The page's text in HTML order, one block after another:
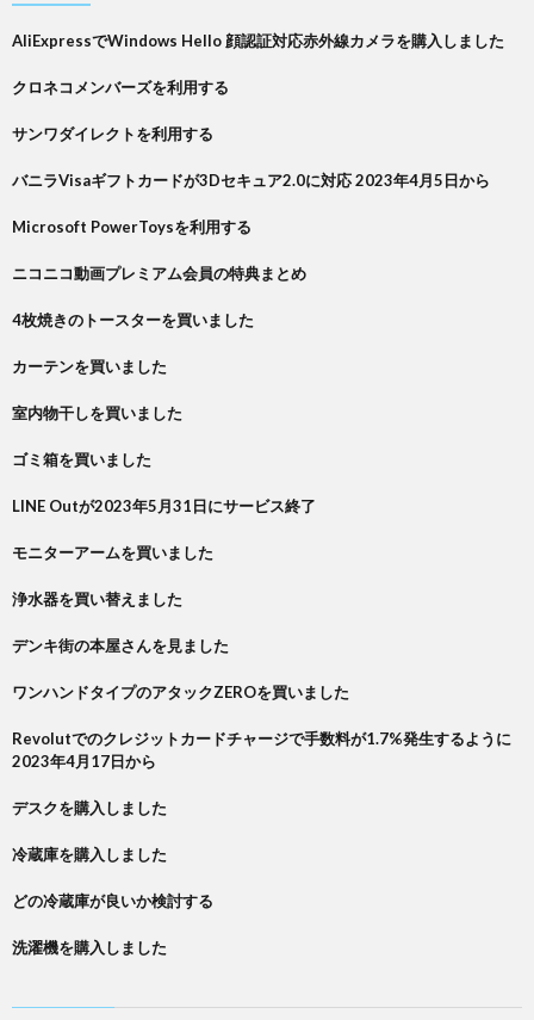
AliExpressでWindows Hello 顔認証対応赤外線カメラを購入しました
クロネコメンバーズを利用する
サンワダイレクトを利用する
バニラVisaギフトカードが3Dセキュア2.0に対応 2023年4月5日から
Microsoft PowerToysを利用する
ニコニコ動画プレミアム会員の特典まとめ
4枚焼きのトースターを買いました
カーテンを買いました
室内物干しを買いました
ゴミ箱を買いました
LINE Outが2023年5月31日にサービス終了
モニターアームを買いました
浄水器を買い替えました
デンキ街の本屋さんを見ました
ワンハンドタイプのアタックZEROを買いました
Revolutでのクレジットカードチャージで手数料が1.7%発生するように
2023年4月17日から
デスクを購入しました
冷蔵庫を購入しました
どの冷蔵庫が良いか検討する
洗濯機を購入しました